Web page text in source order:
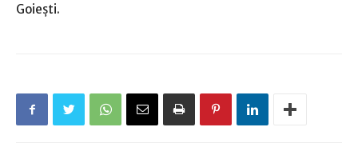
Goieşti.